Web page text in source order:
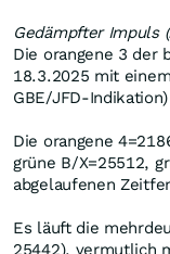
Gedämpfter Impuls
Die orangene 3 der
18.3.2025 mit
GBE/JFD-
Die orangene
grüne B/X=25512,
abgelaufenen
Es läuft die
25442), vermutlich